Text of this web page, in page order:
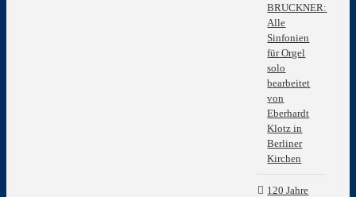
BRUCKNER:
Alle
Sinfonien
für Orgel
solo
bearbeitet
von
Eberhardt
Klotz in
Berliner
Kirchen
120 Jahre